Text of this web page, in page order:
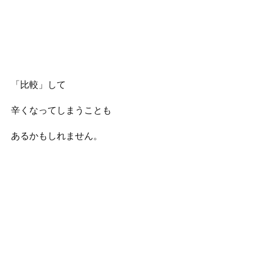
「比較」して
辛くなってしまうことも
あるかもしれません。